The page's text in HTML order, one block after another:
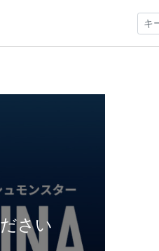
さい